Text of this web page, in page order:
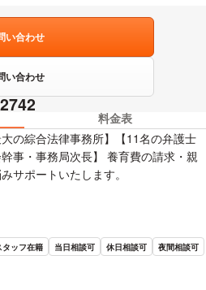
い合わせ
い合わせ
料金表
の綜合法律事務所】【11名の弁護士
事・事務局次長】 養育費の請求・親
サポートいたします。
タッフ在籍 当日相談可 休日相談可 夜間相談可
を